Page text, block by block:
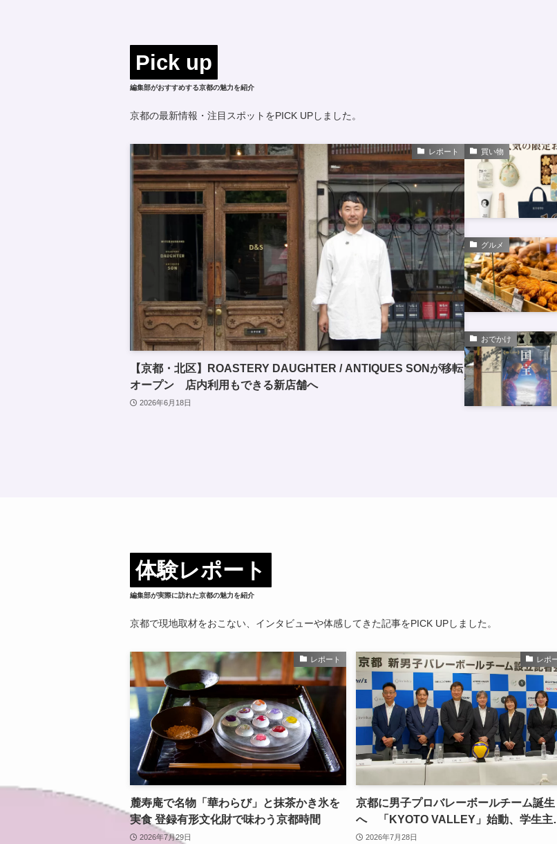
Pick up
編集部がおすすめする京都の魅力を紹介
京都の最新情報・注目スポットをPICK UPしました。
レポート
【京都・北区】ROASTERY DAUGHTER / ANTIQUES SONが移転
オープン 店内利用もできる新店舗へ
2026年6月18日
買い物
グルメ
おでかけ
体験レポート
編集部が実際に訪れた京都の魅力を紹介
京都で現地取材をおこない、インタビューや体感してきた記事をPICK UPしました。
レポート
麓寿庵で名物「華わらび」と抹茶かき氷を
実食 登録有形文化財で味わう京都時間
2026年7月29日
レポ
京都に男子プロバレーボールチーム誕生
へ 「KYOTO VALLEY」始動、学生主
で2027年Vリーグ参入目指す
2026年7月28日